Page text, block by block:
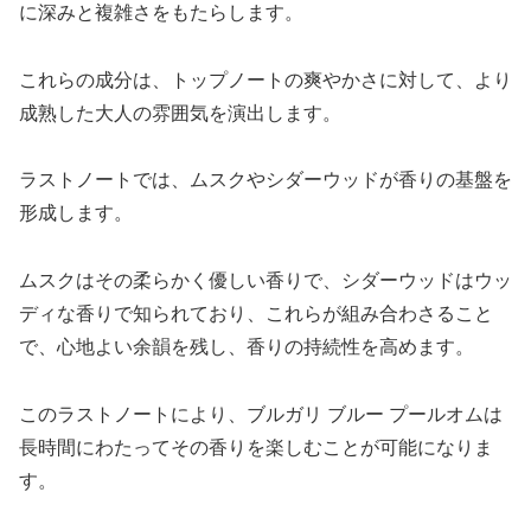
に深みと複雑さをもたらします。
これらの成分は、トップノートの爽やかさに対して、より
成熟した大人の雰囲気を演出します。
ラストノートでは、ムスクやシダーウッドが香りの基盤を
形成します。
ムスクはその柔らかく優しい香りで、シダーウッドはウッ
ディな香りで知られており、これらが組み合わさること
で、心地よい余韻を残し、香りの持続性を高めます。
このラストノートにより、ブルガリ ブルー プールオムは
長時間にわたってその香りを楽しむことが可能になりま
す。